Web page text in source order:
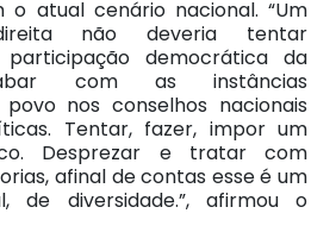
atual cenário nacional. “Um
não deveria tentar
democrática da
com as instâncias
nos conselhos nacionais
Tentar, fazer, impor um
Desprezar e tratar com
afinal de contas esse é um
de diversidade.”, afirmou o